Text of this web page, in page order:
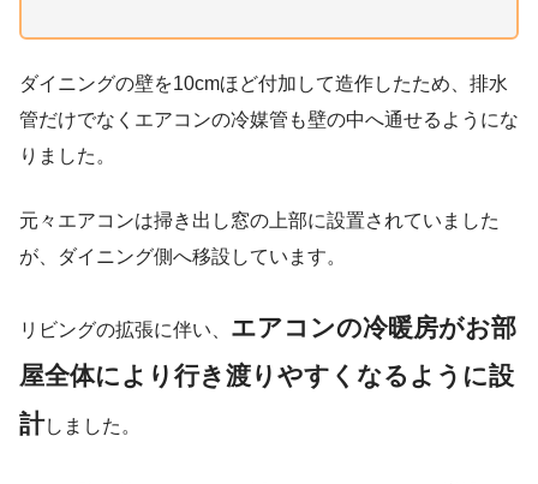
ダイニングの壁を10cmほど付加して造作したため、排水
管だけでなくエアコンの冷媒管も壁の中へ通せるようにな
りました。
元々エアコンは掃き出し窓の上部に設置されていました
が、ダイニング側へ移設しています。
リビングの拡張に伴い、 エアコンの冷暖房がお部
屋全体により行き渡りやすくなるように設
計しました。